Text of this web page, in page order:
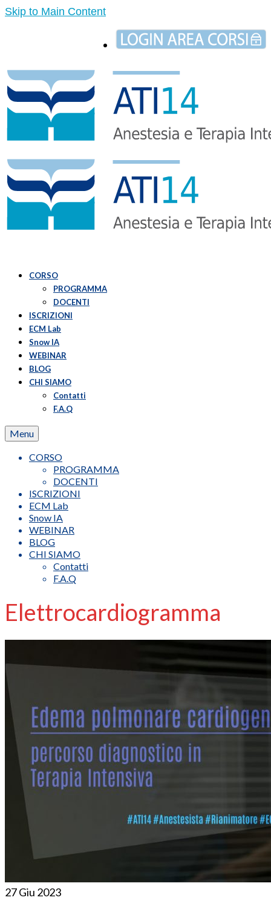
Skip to Main Content
CORSO
PROGRAMMA
DOCENTI
ISCRIZIONI
ECM Lab
Snow IA
WEBINAR
BLOG
CHI SIAMO
Contatti
F.A.Q
Menu
CORSO
PROGRAMMA
DOCENTI
ISCRIZIONI
ECM Lab
Snow IA
WEBINAR
BLOG
CHI SIAMO
Contatti
F.A.Q
Elettrocardiogramma
27Giu 2023